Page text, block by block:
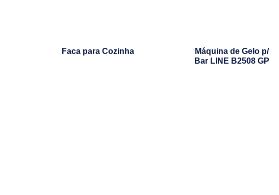
Faca para Cozinha
Máquina de Gelo p/
Bar LINE B2508 GP